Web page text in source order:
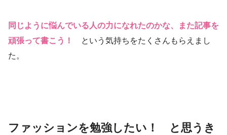
同じように悩んでいる人の力になれたのかな、また記事を
頑張って書こう！
という気持ちをたくさんもらえまし
た。
ファッションを勉強したい！ と思うき